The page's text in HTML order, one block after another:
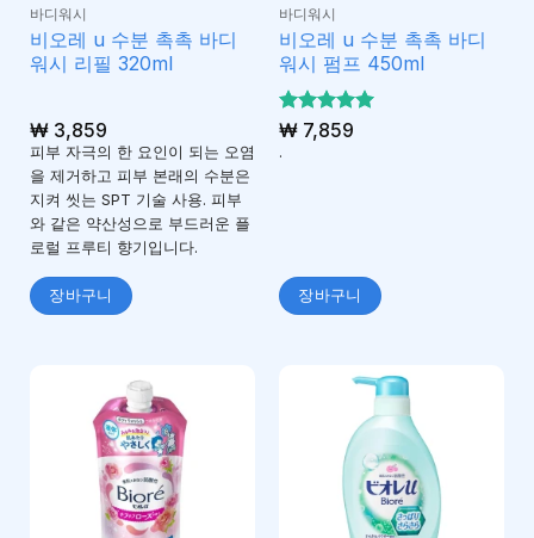
바디워시
비오레 u 수분 촉촉 바디
워시 리필 320ml
₩3,859
피부 자극의 한 요인이 되는 오염
을 제거하고 피부 본래의 수분은
지켜 씻는 SPT 기술 사용. 피부
와 같은 약산성으로 부드러운 플
로럴 프루티 향기입니다.
장바구니
바디워시
비오레 u 수분 촉촉 바디
워시 펌프 450ml
5 중에서
로 평가
₩7,859
.
장바구니